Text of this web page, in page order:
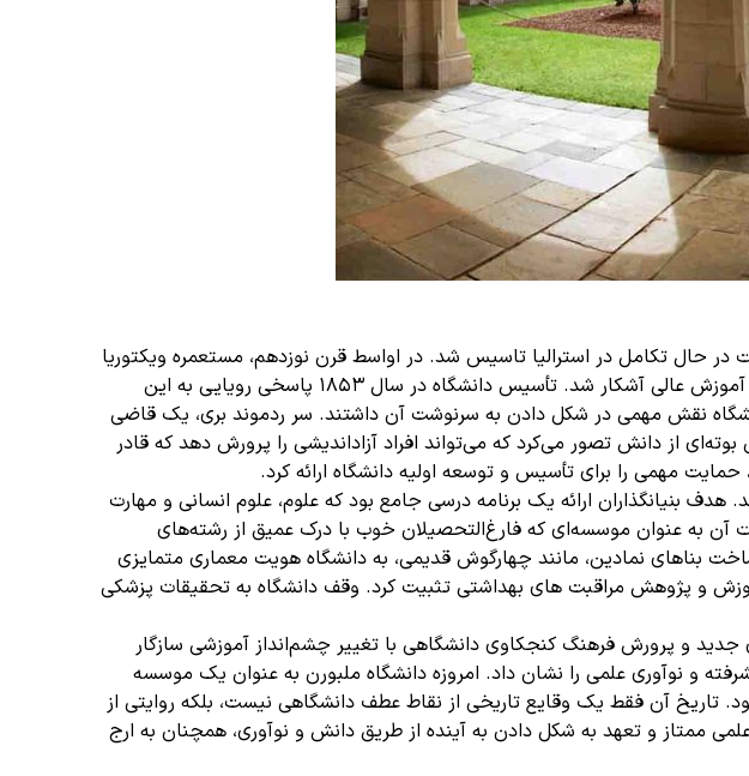
حال تکامل در استرالیا تاسیس شد. در اواسط قرن نوزدهم، مستعمره ویکتوریا
هجوم مهاجرانی را تجربه می کرد که توسط هجوم طلا کشیده شده بودند. در میان این شور و شوق، نیاز مبرم به آموزش عالی آشکار شد. تأسیس دانشگاه در سال 1853 پاسخی رویایی به این
نقش مهمی در شکل دادن به سرنوشت آن داشتند. سر ردموند بری، یک قاضی
از دانش تصور می‌کرد که می‌تواند افراد آزاداندیشی را پرورش دهد که قادر
مهمی را برای تأسیس و توسعه اولیه دانشگاه ارائه کرد.
مشخص شد. هدف بنیانگذاران ارائه یک برنامه درسی جامع بود که علوم، علوم انسانی و مهارت
آن به عنوان موسسه‌ای که فارغ‌التحصیلان خوب با درک عمیق از رشته‌های
بناهای نمادین، مانند چهارگوش قدیمی، به دانشگاه هویت معماری متمایزی
و پژوهش مراقبت های بهداشتی تثبیت کرد. وقف دانشگاه به تحقیقات پزشکی
جدید و پرورش فرهنگ کنجکاوی دانشگاهی با تغییر چشم‌انداز آموزشی سازگار
و نوآوری علمی را نشان داد. امروزه دانشگاه ملبورن به عنوان یک موسسه
آن فقط یک وقایع تاریخی از نقاط عطف دانشگاهی نیست، بلکه روایتی از
ممتاز و تعهد به شکل دادن به آینده از طریق دانش و نوآوری، همچنان به ارج